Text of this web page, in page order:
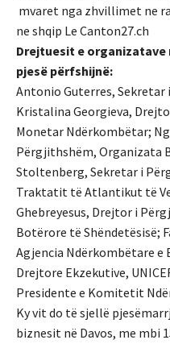
mvaret nga zhvillimet ne
ne shqip Le Canton27.ch
Drejtuesit e
pjesë përfshijnë:
Antonio Guterres, Sekretar
Kristalina Georgieva,
Monetar Ndërkombëtar;
Përgjithshëm, Organizata
Stoltenberg, Sekretar i
Traktatit të Atlantikut të
Ghebreyesus, Drejtor i
Botërore të Shëndetësisë;
Agjencia Ndërkombëtare e
Drejtore Ekzekutive,
Presidente e Komitetit
Ky vit do të sjellë
biznesit në Davos, me mbi